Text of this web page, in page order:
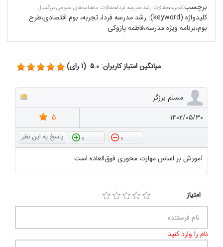
برچسب:تجربه،مقالات رشد مدرسه فردا،مقالات ماهنامه‌های عمومی بزرگسال
کلیدواژه (keyword):
رشد مدرسه فردا، تجربه، بوم اقتصادی،طرح
بوم،برنامه ویژه مدرسه،فاطمه پازوکی
میانگین امتیاز کاربران: 5.0 (1 رای)
مسلم برزگر
۱۴۰۲/۰۵/۳۰
5
0
0
آموزش بر اساس مهارت محوری فوق‌العاده است
امتیاز
نام را وارد کنید